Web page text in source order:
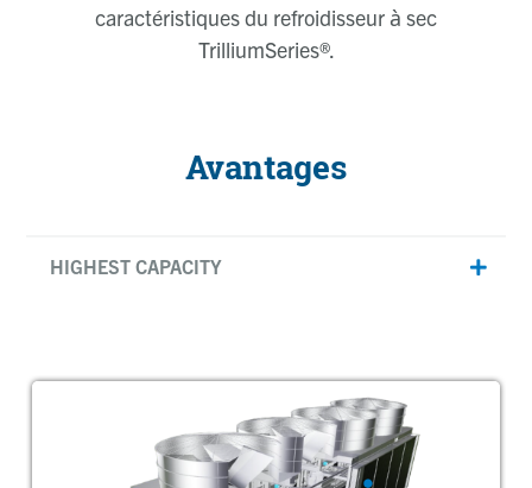
caractéristiques du refroidisseur à sec
TrilliumSeries®.
Avantages
HIGHEST CAPACITY